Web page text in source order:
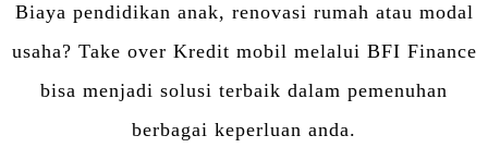
Biaya pendidikan anak, renovasi rumah atau modal
usaha? Take over Kredit mobil melalui BFI Finance
bisa menjadi solusi terbaik dalam pemenuhan
berbagai keperluan anda.